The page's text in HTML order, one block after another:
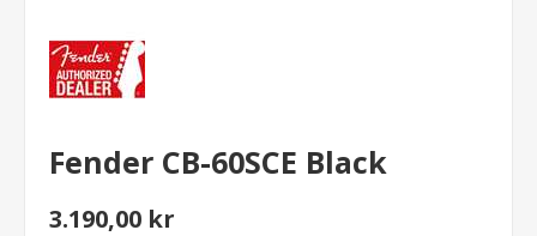
Fender CB-60SCE Black
3.190,00 kr